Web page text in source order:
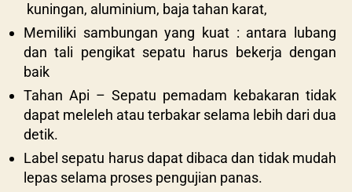
kuningan, aluminium, baja tahan karat,
Memiliki sambungan yang kuat : antara lubang
dan tali pengikat sepatu harus bekerja dengan
baik
Tahan Api – Sepatu pemadam kebakaran tidak
dapat meleleh atau terbakar selama lebih dari dua
detik.
Label sepatu harus dapat dibaca dan tidak mudah
lepas selama proses pengujian panas.